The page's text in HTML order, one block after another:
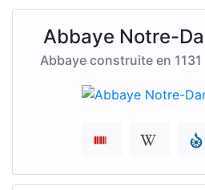
Abbaye Notre-
Abbaye construite en